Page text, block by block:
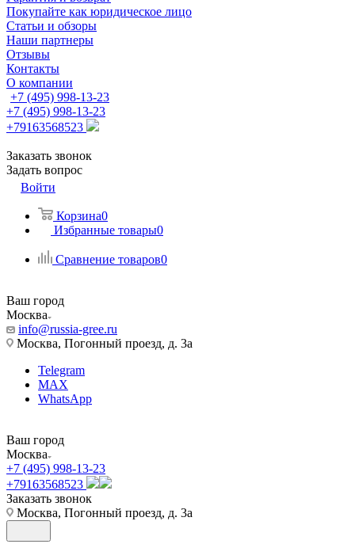
Покупайте как юридическое лицо
Статьи и обзоры
Наши партнеры
Отзывы
Контакты
О компании
+7 (495) 998-13-23
+7 (495) 998-13-23
+79163568523
Заказать звонок
Задать вопрос
Войти
Корзина0
Избранные товары0
Сравнение товаров0
Ваш город
Москва
info@russia-gree.ru
Москва, Погонный проезд, д. 3а
Telegram
MAX
WhatsApp
Ваш город
Москва
+7 (495) 998-13-23
+79163568523
Заказать звонок
Москва, Погонный проезд, д. 3а